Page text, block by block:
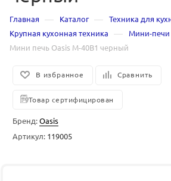
Главная — Каталог — Техника для
Крупная кухонная техника — Мини-печи
Мини печь Oasis M-40B1 черный
В избранное Сравнить
Товар сертифицирован
Бренд:Oasis
Артикул: 119005